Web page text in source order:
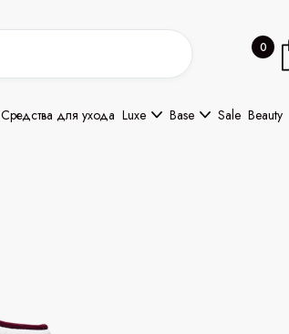
0
Средства для ухода Luxe Base Sale Beauty